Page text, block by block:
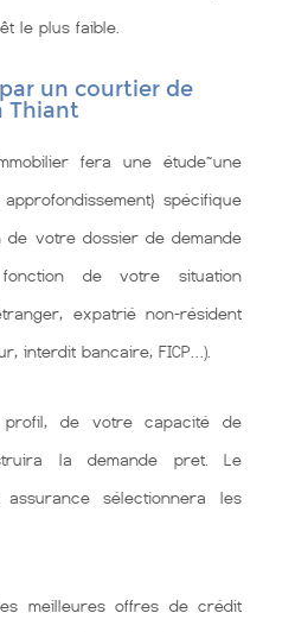
le plus faible.
un courtier de
Thiant
fera une étude~une
spécifique
de votre dossier de demande
de votre situation
expatrié non-résident
interdit bancaire, FICP…).
de votre capacité de
la demande pret. Le
sélectionnera les
meilleures offres de crédit